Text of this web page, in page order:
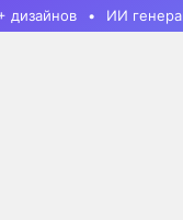
дизайнов ИИ